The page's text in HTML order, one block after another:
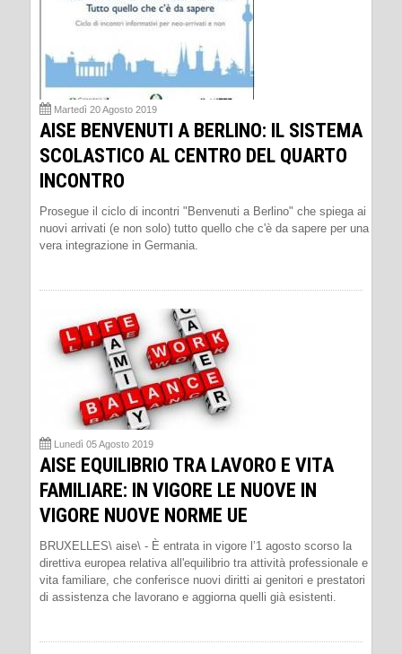
Martedì 20 Agosto 2019
AISE BENVENUTI A BERLINO: IL SISTEMA
SCOLASTICO AL CENTRO DEL QUARTO
INCONTRO
Prosegue il ciclo di incontri "Benvenuti a Berlino" che spiega ai
nuovi arrivati (e non solo) tutto quello che c'è da sapere per una
vera integrazione in Germania.
Lunedì 05 Agosto 2019
AISE EQUILIBRIO TRA LAVORO E VITA
FAMILIARE: IN VIGORE LE NUOVE IN
VIGORE NUOVE NORME UE
BRUXELLES\ aise\ - È entrata in vigore l’1 agosto scorso la
direttiva europea relativa all'equilibrio tra attività professionale e
vita familiare, che conferisce nuovi diritti ai genitori e prestatori
di assistenza che lavorano e aggiorna quelli già esistenti.